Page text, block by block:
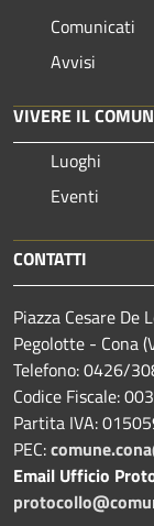
Comunicati
Avvisi
VIVERE IL
Luoghi
Eventi
CONTATTI
Piazza Cesare
Pegolotte - Cona
Telefono: 0426/
Codice Fiscale:
Partita IVA:
PEC:
Email Ufficio